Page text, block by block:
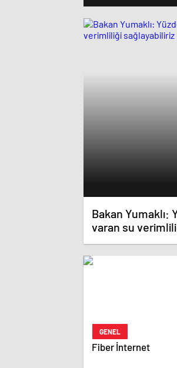
Bakan Yumaklı:
varan su
sağlayabiliriz
GENEL
Fiber İnternet